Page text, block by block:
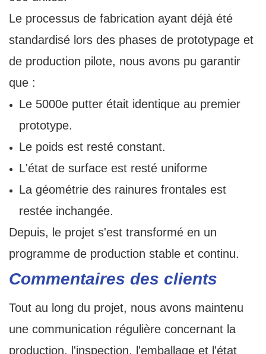
Le processus de fabrication ayant déjà été
standardisé lors des phases de prototypage et
de production pilote, nous avons pu garantir
que :
Le 5000e putter était identique au premier
prototype.
Le poids est resté constant.
L'état de surface est resté uniforme
La géométrie des rainures frontales est
restée inchangée.
Depuis, le projet s'est transformé en un
programme de production stable et continu.
Commentaires des clients
Tout au long du projet, nous avons maintenu
une communication régulière concernant la
production, l'inspection, l'emballage et l'état